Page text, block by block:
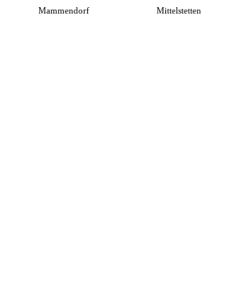
Mammendorf Mittelstetten